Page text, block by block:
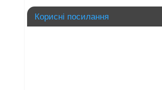
Корисні посилання